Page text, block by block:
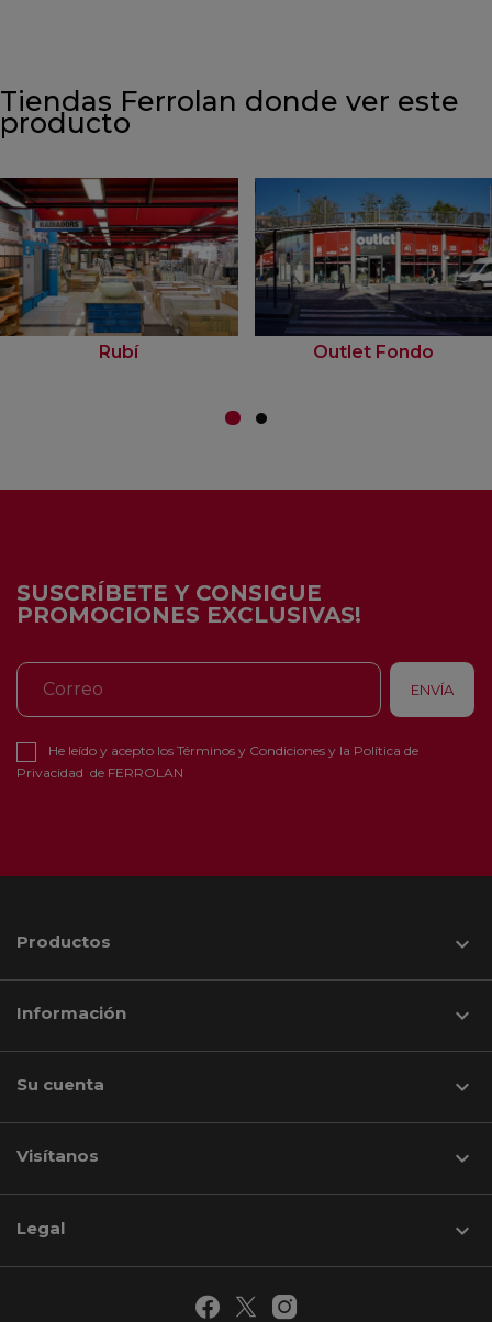
Tiendas Ferrolan donde ver este
producto
Rubí Outlet Fondo
SUSCRÍBETE Y CONSIGUE
PROMOCIONES EXCLUSIVAS!
He leído y acepto los Términos y Condiciones y la Política de
Privacidad de FERROLAN
Productos 
Información 
Su cuenta 
Visítanos keyboard_arrow_down
Legal 